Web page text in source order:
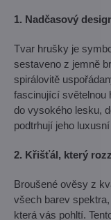
1. Nadčasový
Tvar hrušky je
sestaveno z jemně
spirálovitě
fascinující světelnou
do vysokého lesku,
podtrhují jeho
2. Křišťál, který
Broušené ověsy z
všech barev
která vás pohltí.